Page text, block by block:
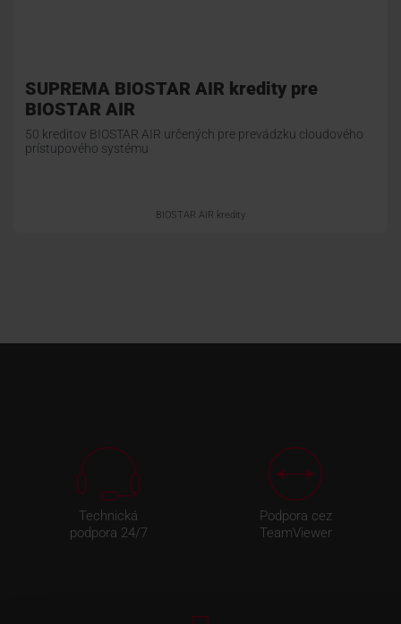
SUPREMA BIOSTAR AIR kredity pre
BIOSTAR AIR
50 kreditov BIOSTAR AIR určených pre prevádzku cloudového
prístupového systému
BIOSTAR AIR kredity
Technická
podpora 24/7
Podpora cez
TeamViewer